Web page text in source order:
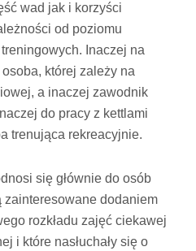
wad jak i korzyści
od poziomu
Inaczej na
której zależy na
a inaczej zawodnik
do pracy z kettlami
trenująca rekreacyjnie.
się głównie do osób
zainteresowane dodaniem
rozkładu zajęć ciekawej
i które nasłuchały się o